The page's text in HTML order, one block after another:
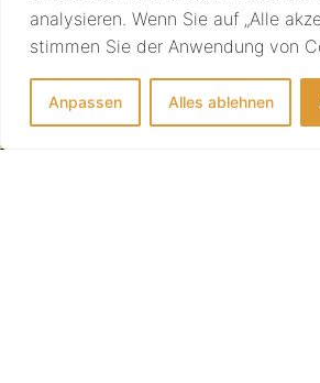
analysieren. Wenn Sie auf „Alle
stimmen Sie der Anwendung von
Anpassen Alles ablehnen
IHRE REISE BEGINNT
Individuelle